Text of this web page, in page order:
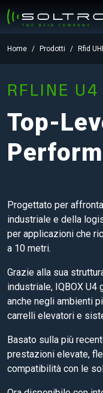
Home Prodotti Rfid
RFLINE U4
Top-
Progettato per
industriale e della
per applicazioni che
a 10 metri.
Grazie alla sua
industriale, IQBOX
anche negli ambienti
carrelli elevatori e
Basato sulla più
prestazioni elevate,
compatibilità con le